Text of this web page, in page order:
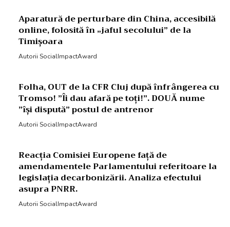
Aparatură de perturbare din China, accesibilă
online, folosită în „jaful secolului” de la
Timișoara
Autorii SocialImpactAward
Folha, OUT de la CFR Cluj după înfrângerea cu
Tromso! ”Îi dau afară pe toți!”. DOUĂ nume
”își dispută” postul de antrenor
Autorii SocialImpactAward
Reacția Comisiei Europene față de
amendamentele Parlamentului referitoare la
legislația decarbonizării. Analiza efectului
asupra PNRR.
Autorii SocialImpactAward